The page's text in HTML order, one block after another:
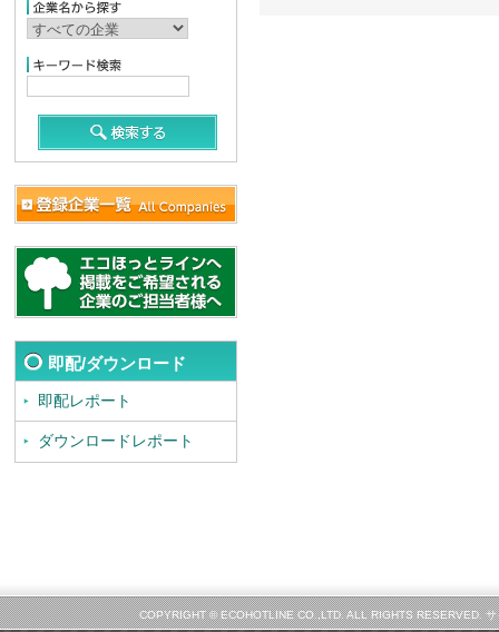
即配/ダウンロード
即配レポート
ダウンロードレポート
COPYRIGHT © ECOHOTLINE CO.,LTD. ALL RIGHTS RESERVED.